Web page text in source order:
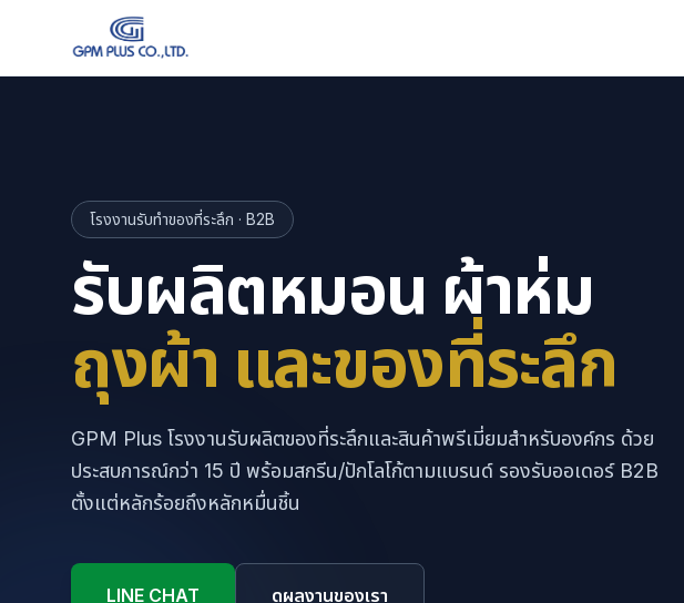
โรงงานรับทำของที่ระลึก · B2B
รับผลิตหมอน ผ้าห่ม
ถุงผ้า และของที่ระลึก
GPM Plus โรงงานรับผลิตของที่ระลึกและสินค้าพรีเมี่ยมสำหรับองค์กร ด้วย
ประสบการณ์กว่า 15 ปี พร้อมสกรีน/ปักโลโก้ตามแบรนด์ รองรับออเดอร์ B2B
ตั้งแต่หลักร้อยถึงหลักหมื่นชิ้น
LINE CHAT ดูผลงานของเรา